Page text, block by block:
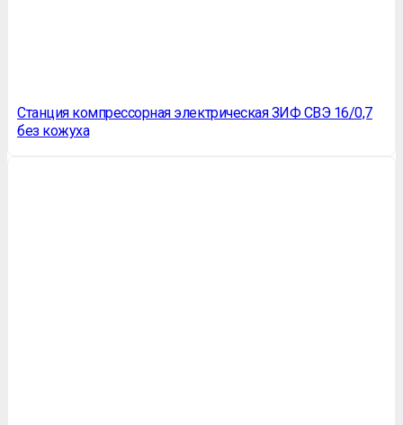
Станция компрессорная электрическая ЗИФ СВЭ 16/0,7
без кожуха